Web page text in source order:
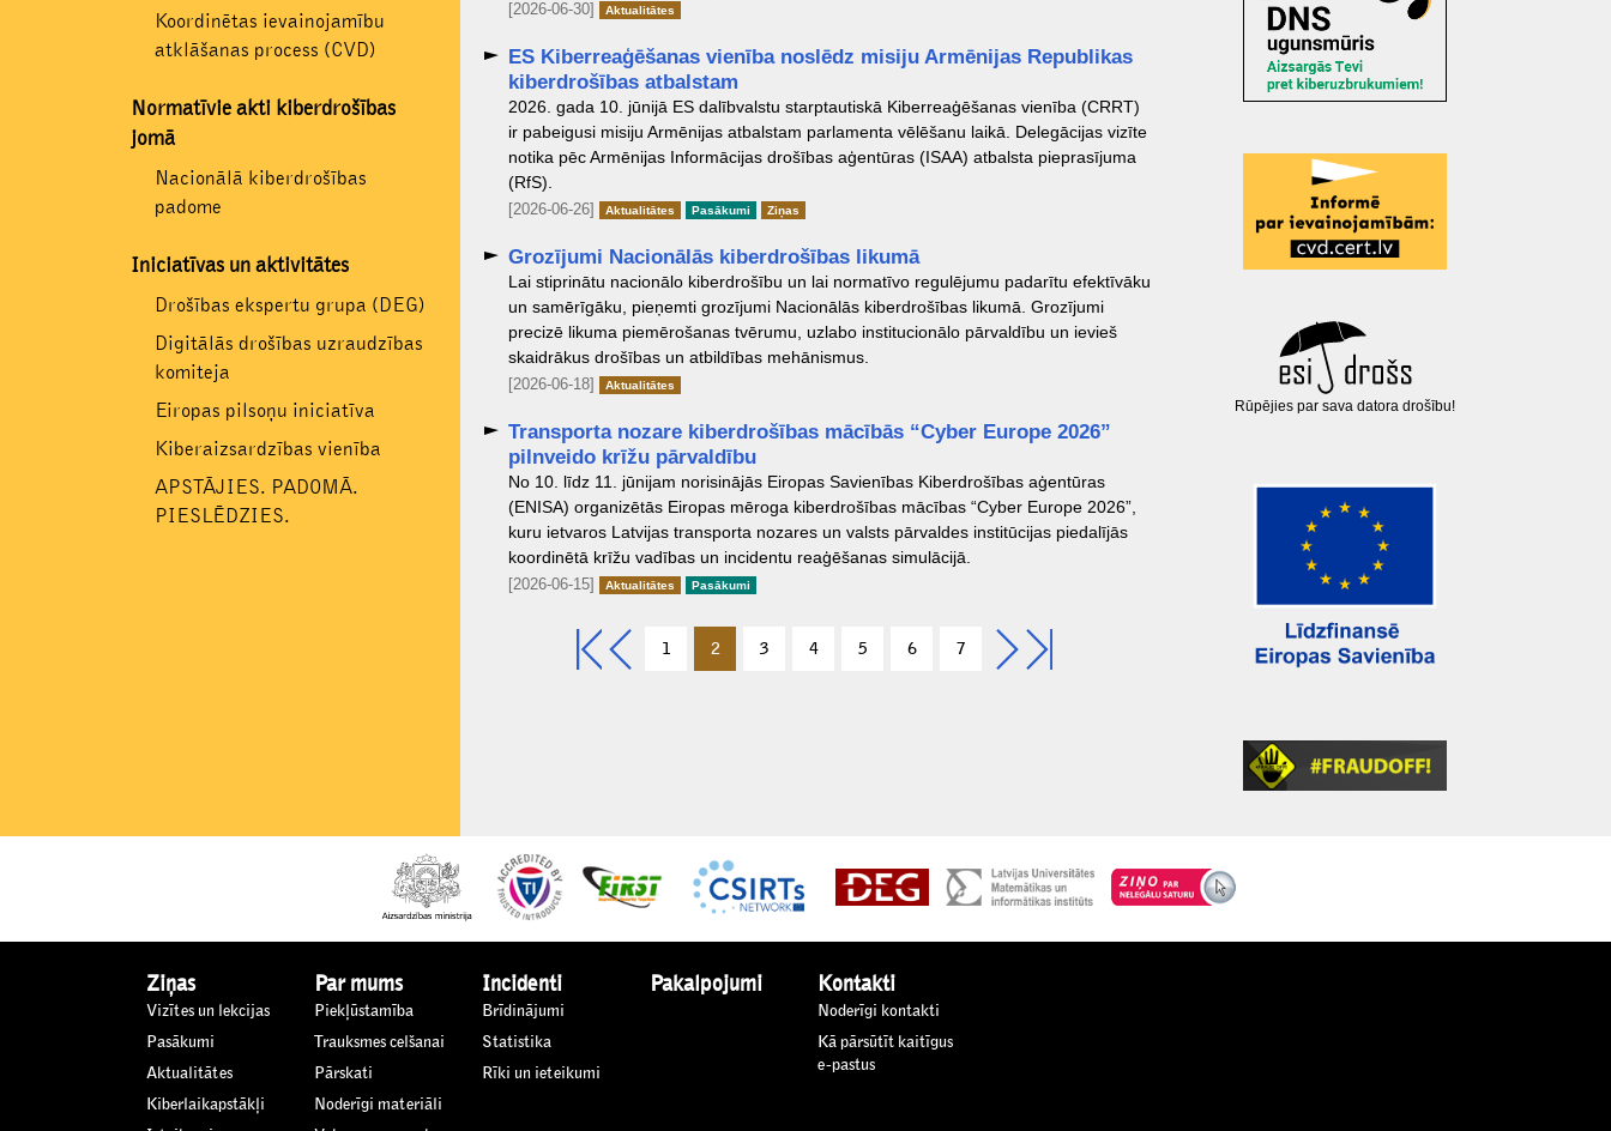
Koordinētas ievainojamību
atklāšanas process (CVD)
Normatīvie akti kiberdrošības
jomā
Nacionālā kiberdrošības
padome
Iniciatīvas un aktivitātes
Drošības ekspertu grupa (DEG)
Digitālās drošības uzraudzības
komiteja
Eiropas pilsoņu iniciatīva
Kiberaizsardzības vienība
APSTĀJIES. PADOMĀ.
PIESLĒDZIES.
[2026-06-30] Aktualitātes
ES Kiberreaģēšanas vienība noslēdz misiju Armēnijas Republikas
kiberdrošības atbalstam
2026. gada 10. jūnijā ES dalībvalstu starptautiskā Kiberreaģēšanas vienība (CRRT)
ir pabeigusi misiju Armēnijas atbalstam parlamenta vēlēšanu laikā. Delegācijas vizīte
notika pēc Armēnijas Informācijas drošības aģentūras (ISAA) atbalsta pieprasījuma
(RfS).
[2026-06-26] Aktualitātes Pasākumi Ziņas
Grozījumi Nacionālās kiberdrošības likumā
Lai stiprinātu nacionālo kiberdrošību un lai normatīvo regulējumu padarītu efektīvāku
un samērīgāku, pieņemti grozījumi Nacionālās kiberdrošības likumā. Grozījumi
precizē likuma piemērošanas tvērumu, uzlabo institucionālo pārvaldību un ievieš
skaidrākus drošības un atbildības mehānismus.
[2026-06-18] Aktualitātes
Transporta nozare kiberdrošības mācībās “Cyber Europe 2026”
pilnveido krīžu pārvaldību
No 10. līdz 11. jūnijam norisinājās Eiropas Savienības Kiberdrošības aģentūras
(ENISA) organizētās Eiropas mēroga kiberdrošības mācības “Cyber Europe 2026”,
kuru ietvaros Latvijas transporta nozares un valsts pārvaldes institūcijas piedalījās
koordinētā krīžu vadības un incidentu reaģēšanas simulācijā.
[2026-06-15] Aktualitātes Pasākumi
1 2 3 4 5 6 7
Rūpējies par sava datora drošību!
Ziņas
Vizītes un lekcijas
Pasākumi
Aktualitātes
Kiberlaikapstākļi
Par mums
Piekļūstamība
Trauksmes celšanai
Pārskati
Noderīgi materiāli
Incidenti
Brīdinājumi
Statistika
Rīki un ieteikumi
Pakalpojumi Kontakti
Noderīgi kontakti
Kā pārsūtīt kaitīgus
e-pastus